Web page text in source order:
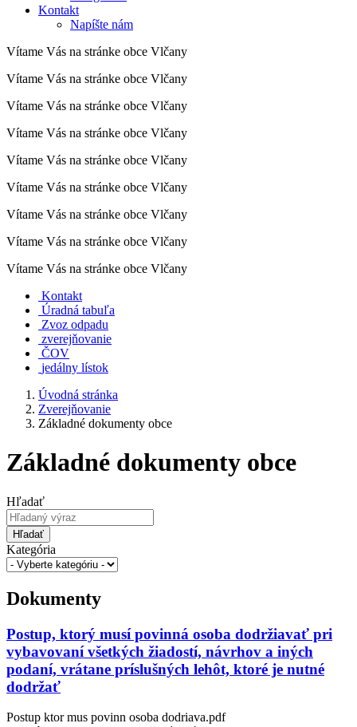
Kontakt
Napíšte nám
Vítame Vás na stránke obce Vlčany
Vítame Vás na stránke obce Vlčany
Vítame Vás na stránke obce Vlčany
Vítame Vás na stránke obce Vlčany
Vítame Vás na stránke obce Vlčany
Vítame Vás na stránke obce Vlčany
Vítame Vás na stránke obce Vlčany
Vítame Vás na stránke obce Vlčany
Vítame Vás na stránke obce Vlčany
Kontakt
Úradná tabuľa
Zvoz odpadu
zverejňovanie
ČOV
jedálny lístok
Úvodná stránka
Zverejňovanie
Základné dokumenty obce
Základné dokumenty obce
Hľadať
Hľadať
Kategória
Dokumenty
Postup, ktorý musí povinná osoba dodržiavať pri
vybavovaní všetkých žiadostí, návrhov a iných
podaní, vrátane príslušných lehôt, ktoré je nutné
dodržať
Postup ktor mus povinn osoba dodriava.pdf